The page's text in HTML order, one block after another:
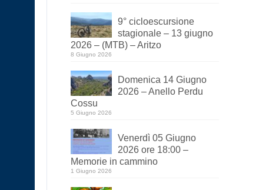
9° cicloescursione
stagionale – 13 giugno
2026 – (MTB) – Aritzo
8 Giugno 2026
Domenica 14 Giugno
2026 – Anello Perdu
Cossu
5 Giugno 2026
Venerdì 05 Giugno
2026 ore 18:00 –
Memorie in cammino
1 Giugno 2026